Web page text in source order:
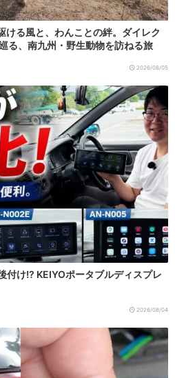
ける風と、わんことの絆。ダイレク
る、南九州・野生動物を訪ねる旅
2026/08/05
付け!? KEIYOポータブルディスプレ
2026/08/04